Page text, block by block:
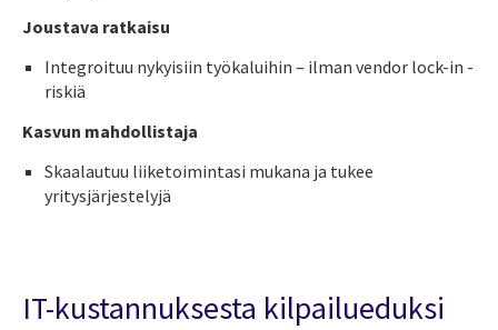
Joustava ratkaisu
Integroituu nykyisiin työkaluihin – ilman vendor lock-in -
riskiä
Kasvun mahdollistaja
Skaalautuu liiketoimintasi mukana ja tukee
yritysjärjestelyjä
IT-kustannuksesta kilpailueduksi